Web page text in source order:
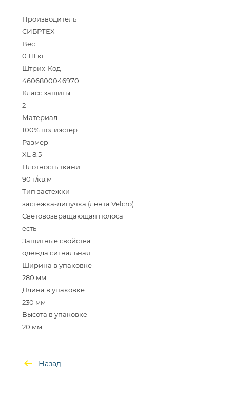
Производитель
СИБРТЕХ
Вес
0.111 кг
Штрих-Код
4606800046970
Класс защиты
2
Материал
100% полиэстер
Размер
XL 8.5
Плотность ткани
90 г/кв.м
Тип застежки
застежка-липучка (лента Velcro)
Световозвращающая полоса
есть
Защитные свойства
одежда сигнальная
Ширина в упаковке
280 мм
Длина в упаковке
230 мм
Высота в упаковке
Назад